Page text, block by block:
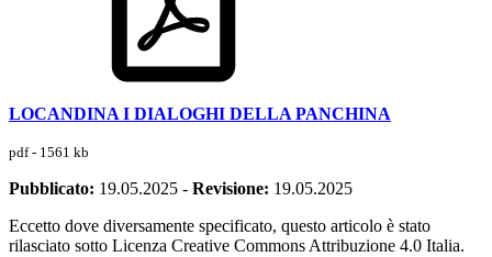
LOCANDINA I DIALOGHI DELLA PANCHINA
pdf - 1561 kb
Pubblicato: 19.05.2025 - Revisione: 19.05.2025
Eccetto dove diversamente specificato, questo articolo è stato
rilasciato sotto Licenza Creative Commons Attribuzione 4.0 Italia.